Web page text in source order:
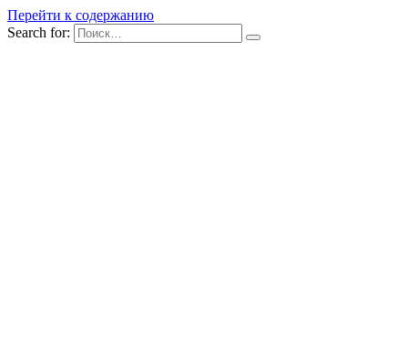
Перейти к содержанию
Search for: